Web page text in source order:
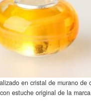
en cristal de murano
estuche original de la